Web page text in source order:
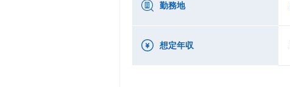
勤務地
想定年収